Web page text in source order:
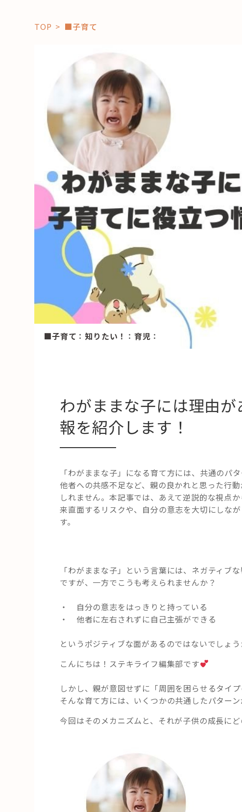
「コト」
子育て
おすすめ
スポット
「場」
HAREL
HAREL
活用事例
「モノ」
fleXe
「ひと」
TOP ■子育て
■子育て ： 知りたい！ ：育児 ：
わがままな子には理由
報を紹介します！
「わがままな子」になる育て方には、共通のパ
他者への共感不足など、親の良かれと思った行
しれません。本記事では、あえて逆説的な視点
来直面するリスクや、自分の意志を大切にしな
す。
「わがままな子」という言葉には、ネガティブな
ですが、一方でこうも考えられませんか？
・ 自分の意志をはっきりと持っている
・ 他者に左右されずに自己主張ができる
というポジティブな面があるのではないでしょう
こんにちは！ステキライフ編集部です
しかし、親が意図せずに「周囲を困らせるタイ
そんな育て方には、いくつかの共通したパターン
今回はそのメカニズムと、それが子供の成長に